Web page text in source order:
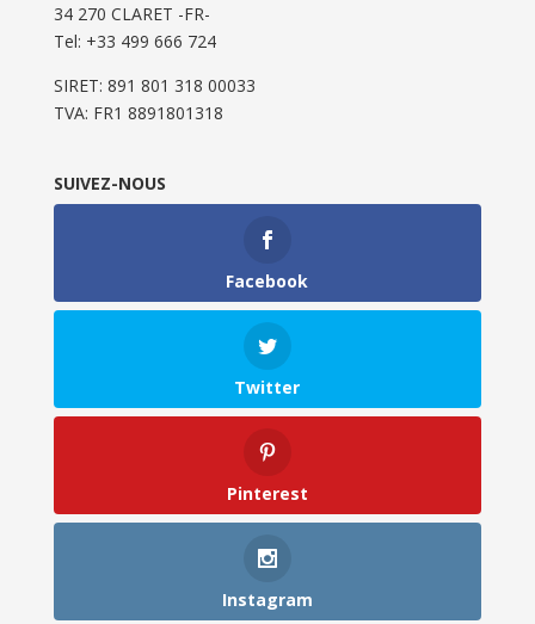
34 270 CLARET -FR-
Tel: ‭+33 499 666 724‬
SIRET: 891 801 318 00033
TVA: FR1 8891801318
SUIVEZ-NOUS
Facebook
Twitter
Pinterest
Instagram